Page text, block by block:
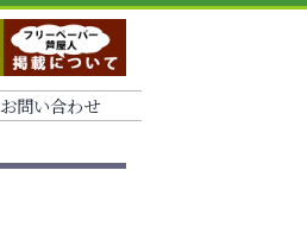
お問い合わせ